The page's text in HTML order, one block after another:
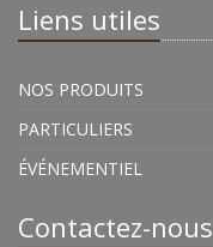
Liens utiles
NOS PRODUITS
PARTICULIERS
ÉVÉNEMENTIEL
Contactez-nous